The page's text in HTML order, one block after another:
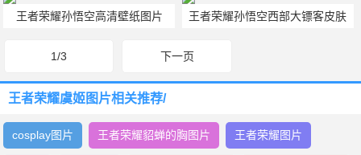
王者荣耀孙悟空高清壁纸图片
王者荣耀孙悟空西部大镖客皮肤
1/3
下一页
王者荣耀虞姬图片相关推荐/
cosplay图片 王者荣耀貂蝉的胸图片 王者荣耀图片